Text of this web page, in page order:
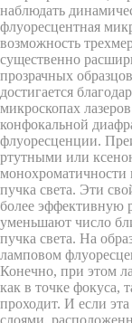
наблюдать
флуоресцентная
возможность
существенно
прозрачных
достигается
микроскопах
конфокальной
флуоресценции.
ртутными или
монохроматичности
пучка света. Эти
более эффективную
уменьшают число
пучка света. На
ламповом
Конечно, при этом
как в точке фокуса,
проходит. И если
слоями,